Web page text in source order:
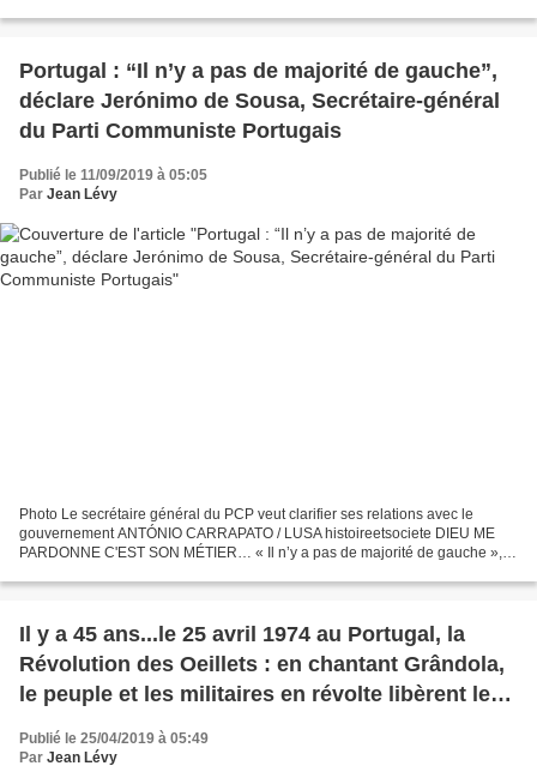
Portugal : “Il n’y a pas de majorité de gauche”,
déclare Jerónimo de Sousa, Secrétaire-général
du Parti Communiste Portugais
Publié le 11/09/2019 à 05:05
Par Jean Lévy
Photo Le secrétaire général du PCP veut clarifier ses relations avec le
gouvernement ANTÓNIO CARRAPATO / LUSA histoireetsociete DIEU ME
PARDONNE C'EST SON MÉTIER… « Il n’y a pas de majorité de gauche », a
Il y a 45 ans...le 25 avril 1974 au Portugal, la
Révolution des Oeillets : en chantant Grândola,
le peuple et les militaires en révolte libèrent le
pays du fascisme , par Jean LEVY, qui fut
témoin de la Révolution des Oeillets
Publié le 25/04/2019 à 05:49
Par Jean Lévy